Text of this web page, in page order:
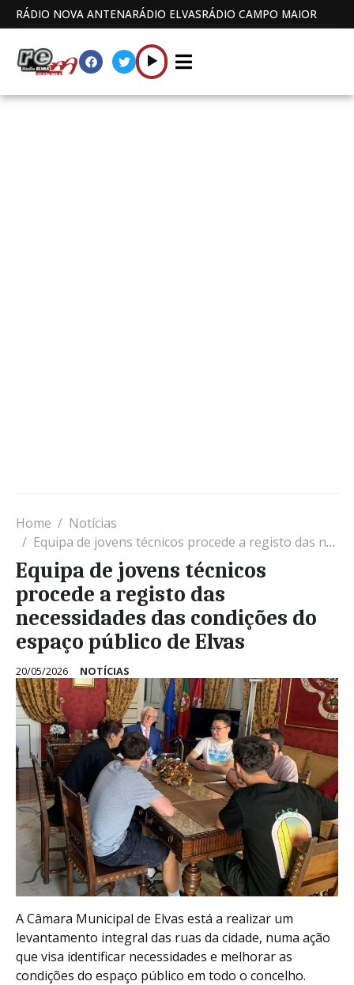
RÁDIO NOVA ANTENARÁDIO ELVASRÁDIO CAMPO MAIOR
Home
Notícias
Equipa de jovens técnicos procede a registo das necessidades das condições do espaço público de Elvas
Equipa de jovens técnicos
procede a registo das
necessidades das condições do
espaço público de Elvas
20/05/2026 NOTÍCIAS
A Câmara Municipal de Elvas está a realizar um
levantamento integral das ruas da cidade, numa ação
que visa identificar necessidades e melhorar as
condições do espaço público em todo o concelho.